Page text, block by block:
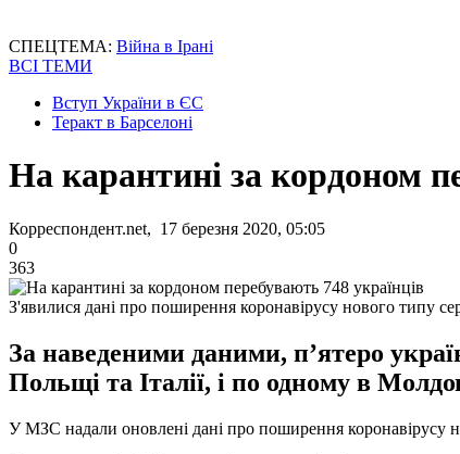
СПЕЦТЕМА: Війна в Ірані
ВСІ ТЕМИ
Вступ України в ЄС
Теракт в Барселоні
На карантині за кордоном
Корреспондент.net, 17 березня 2020, 05:05
0
363
З'явилися дані про поширення коронавірусу нового типу
За наведеними даними, п’ятеро
Польщі та Італії, і по одному в
У МЗС надали оновлені дані про поширення коронавірусу